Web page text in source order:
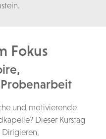
Fokus
und motivierende
Dieser Kurstag